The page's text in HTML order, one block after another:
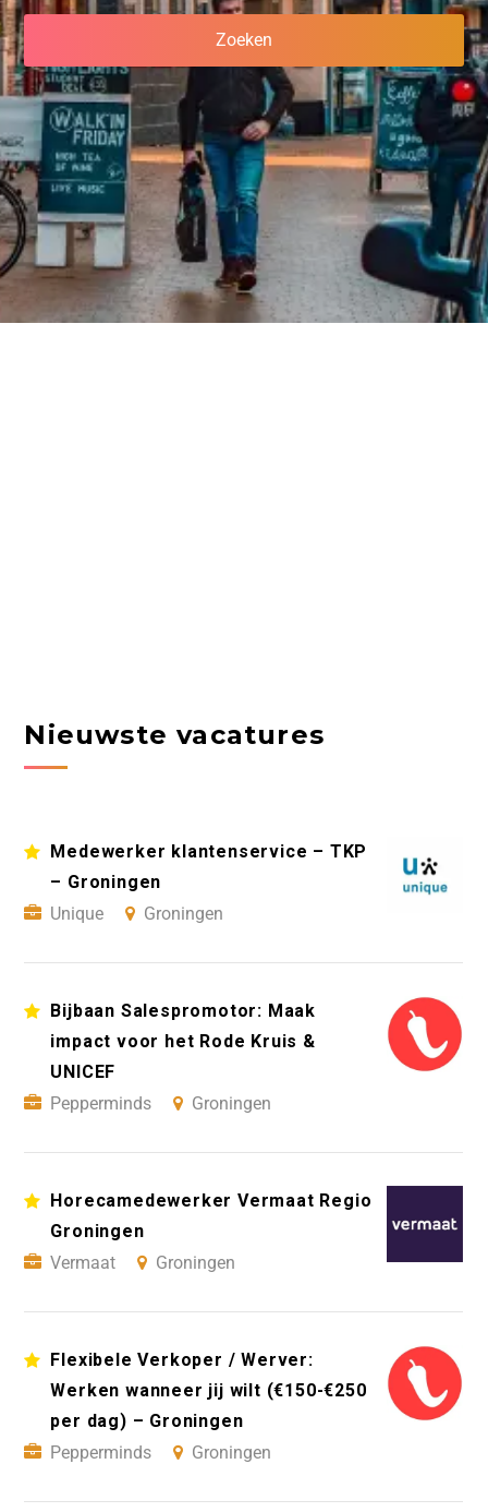
Nieuwste vacatures
Medewerker klantenservice – TKP
– Groningen
Unique
Groningen
Bijbaan Salespromotor: Maak
impact voor het Rode Kruis &
UNICEF
Pepperminds
Groningen
Horecamedewerker Vermaat Regio
Groningen
Vermaat
Groningen
Flexibele Verkoper / Werver:
Werken wanneer jij wilt (€150-€250
per dag) – Groningen
Pepperminds
Groningen